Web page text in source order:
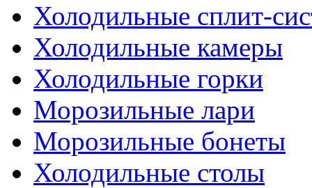
Холодильные сплит-
Холодильные камеры
Холодильные горки
Морозильные лари
Морозильные бонеты
Холодильные столы